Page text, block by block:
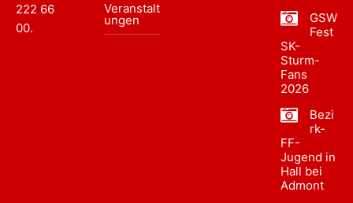
222 66
00.
Veranstalt
ungen
GSW
Fest
SK-
Sturm-
Fans
2026
Bezi
rk-
FF-
Jugend in
Hall bei
Admont